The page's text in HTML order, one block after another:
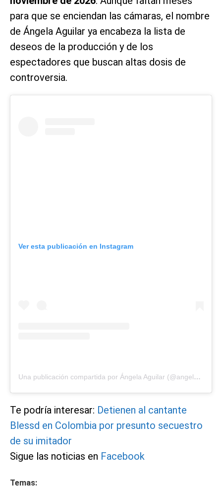
para que se enciendan las cámaras, el nombre
de Ángela Aguilar ya encabeza la lista de
deseos de la producción y de los
espectadores que buscan altas dosis de
controversia.
Ver esta publicación en Instagram
Una publicación compartida por Ángela Aguilar (@angela_aguilar_)
Te podría interesar: Detienen al cantante
Blessd en Colombia por presunto secuestro
de su imitador
Sigue las noticias en Facebook
Temas: